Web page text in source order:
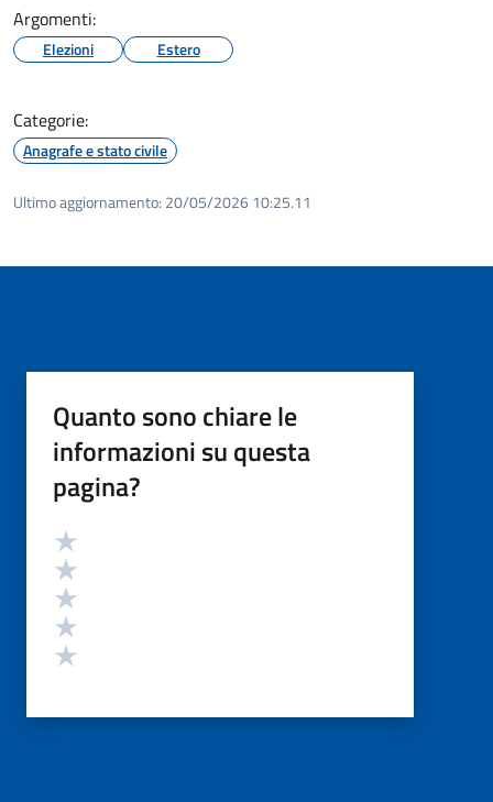
Argomenti:
Elezioni Estero
Categorie:
Anagrafe e stato civile
Ultimo aggiornamento: 20/05/2026 10:25.11
Quanto sono chiare le
informazioni su questa
pagina?
Valutazione